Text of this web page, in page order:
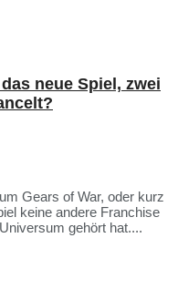
neue Spiel, zwei
Gears of War, oder kurz
keine andere Franchise
gehört hat....